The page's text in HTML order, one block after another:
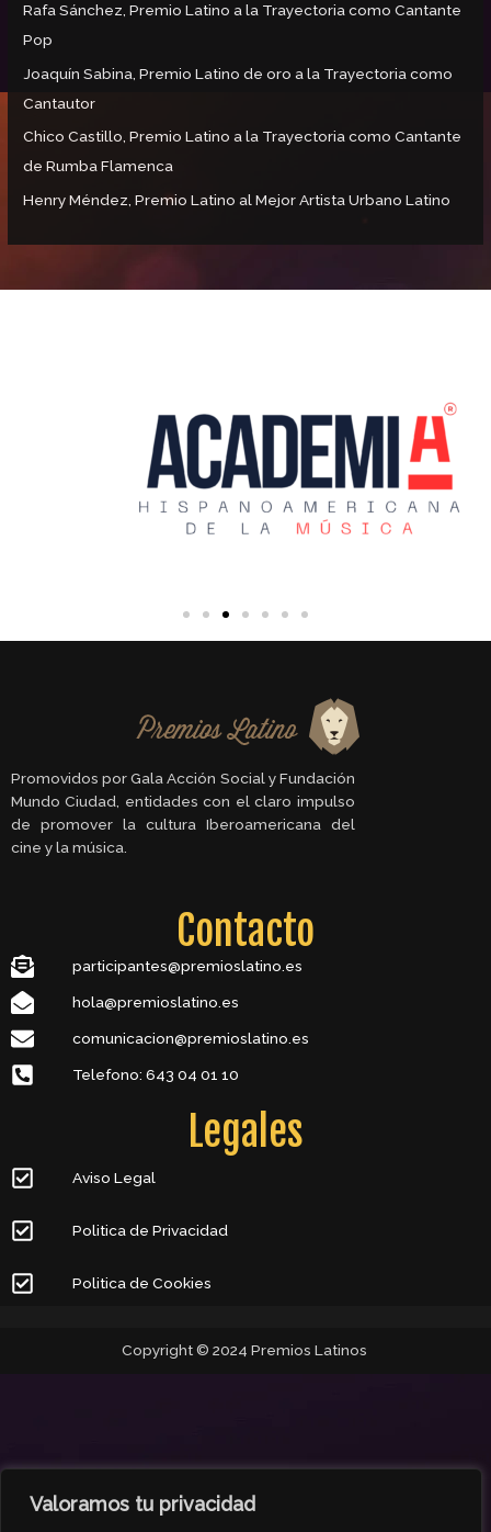
Valoramos tu privacidad
Rafa Sánchez, Premio Latino a la Trayectoria como Cantante
Pop
Joaquín Sabina, Premio Latino de oro a la Trayectoria como
Cantautor
Chico Castillo, Premio Latino a la Trayectoria como Cantante
de Rumba Flamenca
Henry Méndez, Premio Latino al Mejor Artista Urbano Latino
Promovidos por Gala Acción Social y Fundación
Mundo Ciudad, entidades con el claro impulso
de promover la cultura Iberoamericana del
cine y la música.
Contacto
participantes@premioslatino.es
hola@premioslatino.es
comunicacion@premioslatino.es
Telefono: 643 04 01 10
Legales
Aviso Legal
Politica de Privacidad
Politica de Cookies
Copyright © 2024 Premios Latinos